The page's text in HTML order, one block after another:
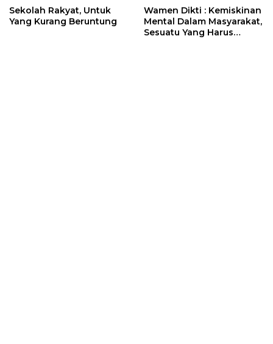
Sekolah Rakyat, Untuk
Yang Kurang Beruntung
Wamen Dikti : Kemiskinan
Mental Dalam Masyarakat,
Sesuatu Yang Harus